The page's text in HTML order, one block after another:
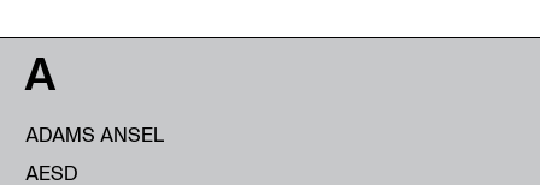
A
ADAMS ANSEL
AESD